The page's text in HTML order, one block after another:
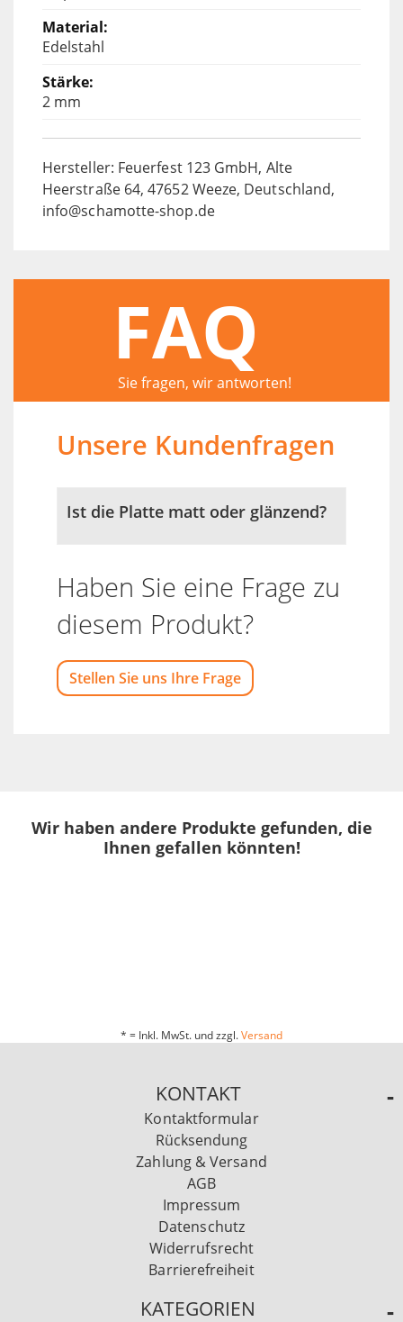
Edelstahl
2 mm
Hersteller: Feuerfest 123 GmbH, Alte
Heerstraße 64, 47652 Weeze, Deutschland,
info@schamotte-shop.de
FAQ
Sie fragen, wir antworten!
Unsere Kundenfragen
Ist die Platte matt oder glänzend?
Haben Sie eine Frage zu
diesem Produkt?
Stellen Sie uns Ihre Frage
Wir haben andere Produkte gefunden, die
Ihnen gefallen könnten!
* = Inkl. MwSt. und zzgl.Versand
KONTAKT
Kontaktformular
Rücksendung
Zahlung & Versand
AGB
Impressum
Datenschutz
Widerrufsrecht
Barrierefreiheit
KATEGORIEN